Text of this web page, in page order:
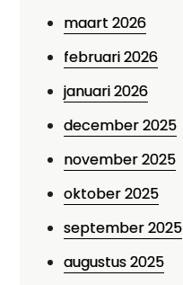
maart 2026
februari 2026
januari 2026
december 2025
november 2025
oktober 2025
september 2025
augustus 2025